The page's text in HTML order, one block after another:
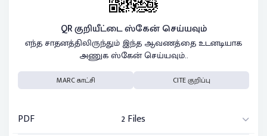
QR குறியீட்டை ஸ்கேன் செய்யவும்
எந்த சாதனத்திலிருந்தும் இந்த ஆவணத்தை உடனடியாக
அணுக ஸ்கேன் செய்யவும்..
MARC காட்சி CITE குறிப்பு
PDF
2 Files